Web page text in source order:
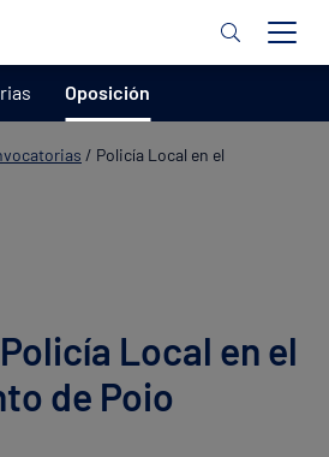
/ Policía Local en el
Local en el
de Poio
Oposición